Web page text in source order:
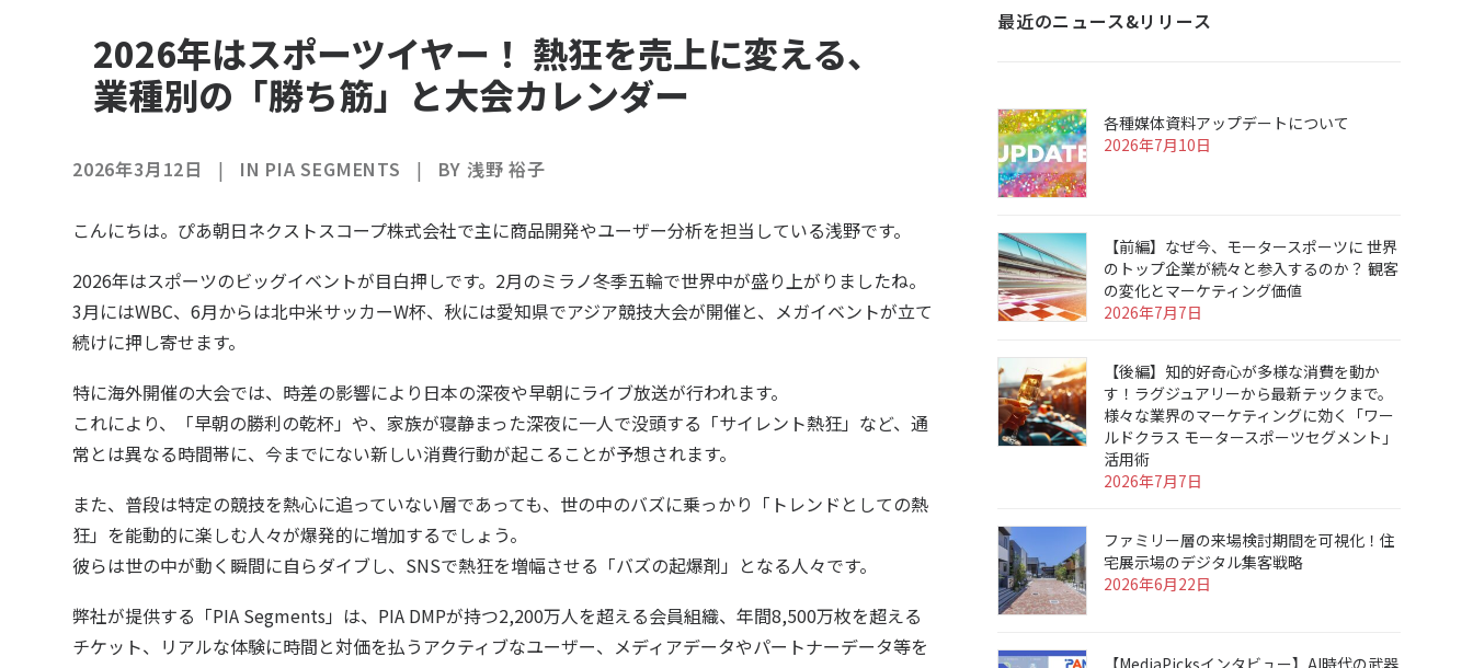
2026年はスポーツイヤー！ 熱狂を売上に変える、
業種別の「勝ち筋」と大会カレンダー
2026年3月12日 | IN PIA SEGMENTS | BY浅野 裕子
こんにちは。ぴあ朝日ネクストスコープ株式会社で主に商品開発やユーザー分析を担当している浅野です。
2026年はスポーツのビッグイベントが目白押しです。2月のミラノ冬季五輪で世界中が盛り上がりましたね。
3月にはWBC、6月からは北中米サッカーW杯、秋には愛知県でアジア競技大会が開催と、メガイベントが立て
続けに押し寄せます。
特に海外開催の大会では、時差の影響により日本の深夜や早朝にライブ放送が行われます。
これにより、「早朝の勝利の乾杯」や、家族が寝静まった深夜に一人で没頭する「サイレント熱狂」など、通
常とは異なる時間帯に、今までにない新しい消費行動が起こることが予想されます。
また、普段は特定の競技を熱心に追っていない層であっても、世の中のバズに乗っかり「トレンドとしての熱
狂」を能動的に楽しむ人々が爆発的に増加するでしょう。
彼らは世の中が動く瞬間に自らダイブし、SNSで熱狂を増幅させる「バズの起爆剤」となる人々です。
弊社が提供する「PIA Segments 」は、PIA DMPが持つ2,200万人を超える会員組織、年間8,500万枚を超える
チケット、リアルな体験に時間と対価を払うアクティブなユーザー、メディアデータやパートナーデータ等を
最近のニュース&リリース
各種媒体資料アップデートについて
2026年7月10日
【前編】なぜ今、モータースポーツに 世界
のトップ企業が続々と参入するのか？ 観客
の変化とマーケティング価値
2026年7月7日
【後編】知的好奇心が多様な消費を動か
す！ラグジュアリーから最新テックまで。
様々な業界のマーケティングに効く「ワー
ルドクラス モータースポーツセグメント」
活用術
2026年7月7日
ファミリー層の来場検討期間を可視化！住
宅展示場のデジタル集客戦略
2026年6月22日
【MediaPicksインタビュー】AI時代の武器